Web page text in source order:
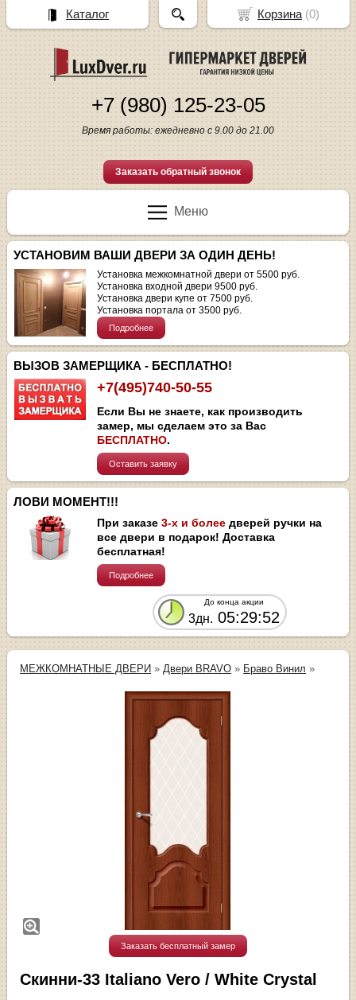
+7 (980) 125-23-05
Время работы: ежедневно с 9.00 до 21.00
Заказать обратный звонок
Меню
УСТАНОВИМ ВАШИ ДВЕРИ ЗА ОДИН ДЕНЬ!
Установка межкомнатной двери от 5500 руб.
Установка входной двери 9500 руб.
Установка двери купе от 7500 руб.
Установка портала от 3500 руб.
Подробнее
ВЫЗОВ ЗАМЕРЩИКА - БЕСПЛАТНО!
+7(495)740-50-55
Если Вы не знаете, как производить
замер, мы сделаем это за Вас
БЕСПЛАТНО.
Оставить заявку
ЛОВИ МОМЕНТ!!!
При заказе3-х и более дверей ручки на
все двери в подарок! Доставка
бесплатная!
Подробнее
До конца акции
3дн. 05:29:52
МЕЖКОМНАТНЫЕ ДВЕРИ » Двери BRAVO » Браво Винил »
Заказать бесплатный замер
Скинни-33 Italiano Vero / White Сrystal
Корзина(0)
Каталог